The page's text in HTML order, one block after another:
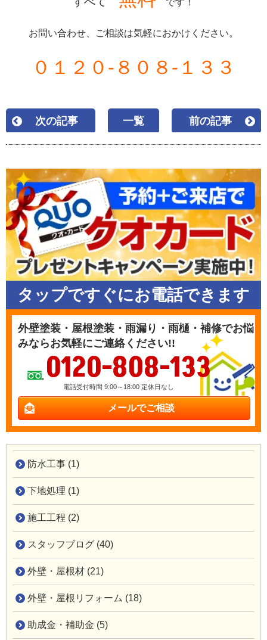
です！
お問い合わせ、ご相談は気軽におかけください。
０１２０-８０８-１３３
次の記事 一覧 前の記事
タップですぐにお電話できます
外壁塗装・屋根塗装・雨漏り・雨樋・補修でお悩
みならお気軽にご連絡ください!!
0120-808-133
電話受付時間 9:00～18:00 定休日なし
メールでご相談
防水工事 (1)
下地処理 (1)
施工工程 (2)
スタッフブログ (40)
外壁・屋根材 (21)
外壁・屋根リフォーム (18)
助成金・補助金 (5)